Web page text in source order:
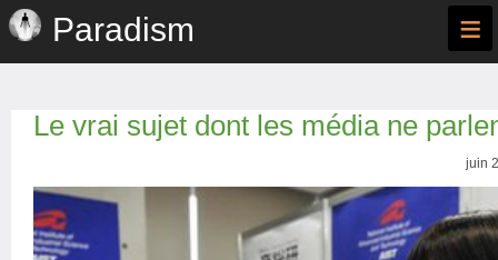
Paradism ≡
Le vrai sujet dont les média ne
juin